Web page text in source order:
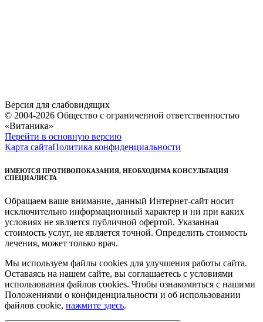
Версия для слабовидящих
© 2004-2026 Общество с ограниченной ответственностью
«Витаника»
Перейти в основную версию
Карта сайтаПолитика конфиденциальности
ИМЕЮТСЯ ПРОТИВОПОКАЗАНИЯ, НЕОБХОДИМА КОНСУЛЬТАЦИЯ
СПЕЦИАЛИСТА
Обращаем ваше внимание, данный Интернет-сайт носит
исключительно информационный характер и ни при каких
условиях не является публичной офертой. Указанная
стоимость услуг, не является точной. Определить стоимость
лечения, может только врач.
Мы используем файлы cookies для улучшения работы сайта.
Оставаясь на нашем сайте, вы соглашаетесь с условиями
использования файлов cookies. Чтобы ознакомиться с нашими
Положениями о конфиденциальности и об использовании
файлов cookie, нажмите здесь.